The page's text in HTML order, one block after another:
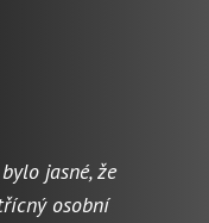
jasné, že
osobní